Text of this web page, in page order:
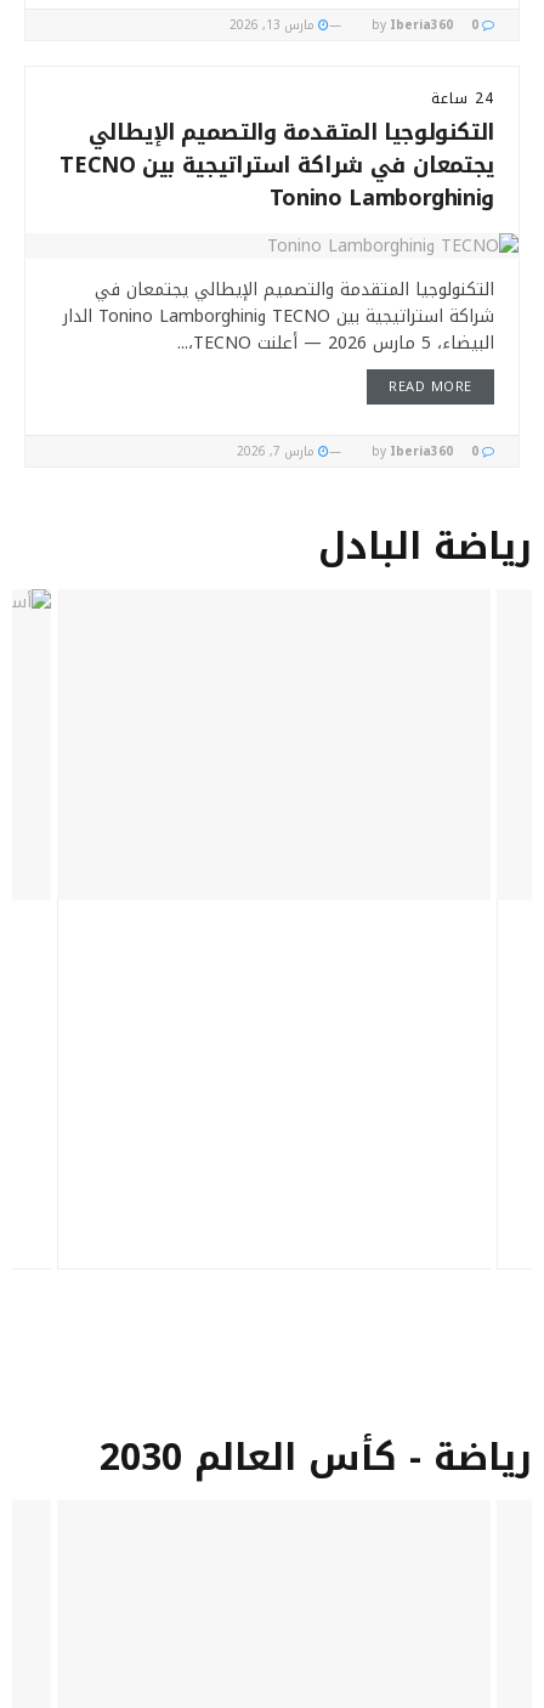
by Iberia360 مارس 13, 2026
24 ساعة
التكنولوجيا المتقدمة والتصميم الإيطالي
يجتمعان في شراكة استراتيجية بين TECNO
وTonino Lamborghini
التكنولوجيا المتقدمة والتصميم الإيطالي يجتمعان في
شراكة استراتيجية بين TECNO وTonino Lamborghini الدار
البيضاء، 5 مارس 2026 — أعلنت TECNO،...
READ MORE
by Iberia360 مارس 7, 2026
رياضة البادل
رياضة - كأس العالم 2030